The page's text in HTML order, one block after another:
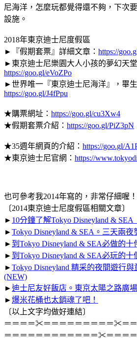
尼海洋，怎麼玩都覺得還不夠，下次
設施。
2018年東京迪士尼度假區
►『假期套票』詳細文章： https://
►東京迪士尼樂園大人小孩的夢幻天
https://goo.gl/eVoZPo
►世界唯一『東京迪士尼海洋』，畢
https://goo.gl/J4fPpu
★購票網址： https://goo.gl/cu3Xw4
★假期套票介紹： https://goo.gl/PiZ3pN
★35週年網頁的介紹： https://goo.gl/
★東京迪士尼官網： https://
也可參考我2014年寫的，非常仔細喔！
〔2014東京迪士尼度假區相關文章〕
► 10分鐘了解Tokyo Disneyland &
►Tokyo Disneyland & SEA。三天兩夜
► 到Tokyo Disneyland & SEA必做的十
► 到Tokyo Disneyland & SEA必玩的
►Tokyo Disneyland 精采的夜間遊行
(NEW)
►迪士尼友好飯店。東京太陽之路廣
►爆米花桶也太銷魂了吧！
〔以上文字均做好連結〕
＝＝＝＝✂＝＝＝＝＝＝＝＝＝✂＝
＝＝＝＝＝＝＝＝＝＝＝＝✂＝＝＝